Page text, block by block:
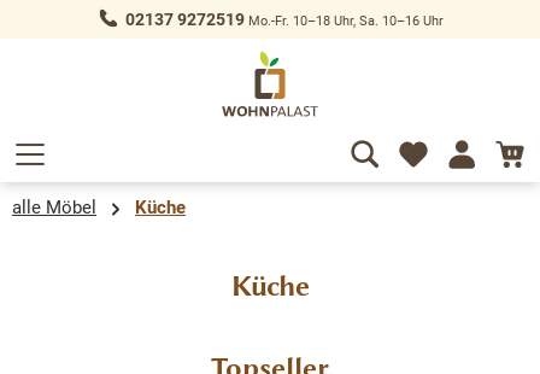
springen 02137 9272519Mo.-Fr. 10–18 Uhr, Sa. 10–16 Uhr
alle Möbel Küche
Küche
Produktgalerie überspringen